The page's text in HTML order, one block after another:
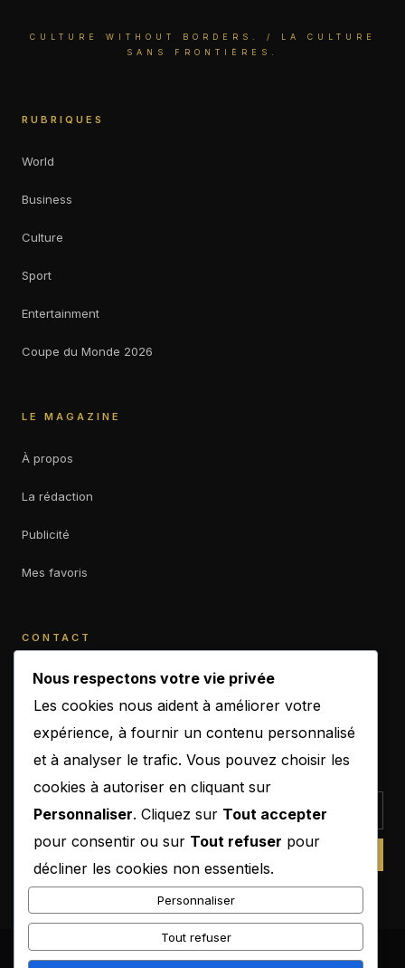
CULTURE WITHOUT BORDERS. / LA CULTURE
SANS FRONTIÈRES.
RUBRIQUES
World
Business
Culture
Sport
Entertainment
Coupe du Monde 2026
LE MAGAZINE
À propos
La rédaction
Publicité
Mes favoris
CONTACT
contact@b-empiremagazine.com
NEWSLETTER
Nous respectons votre vie privée
Les cookies nous aident à améliorer votre
expérience, à fournir un contenu personnalisé
et à analyser le trafic. Vous pouvez choisir les
cookies à autoriser en cliquant sur
Personnaliser. Cliquez sur Tout accepter
pour consentir ou sur Tout refuser pour
décliner les cookies non essentiels.
Personnaliser
Tout refuser